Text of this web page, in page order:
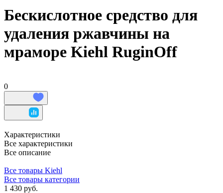
Бескислотное средство для
удаления ржавчины на
мраморе Kiehl RuginOff
0
Характеристики
Все характеристики
Все описание
Все товары Kiehl
Все товары категории
1 430 руб.